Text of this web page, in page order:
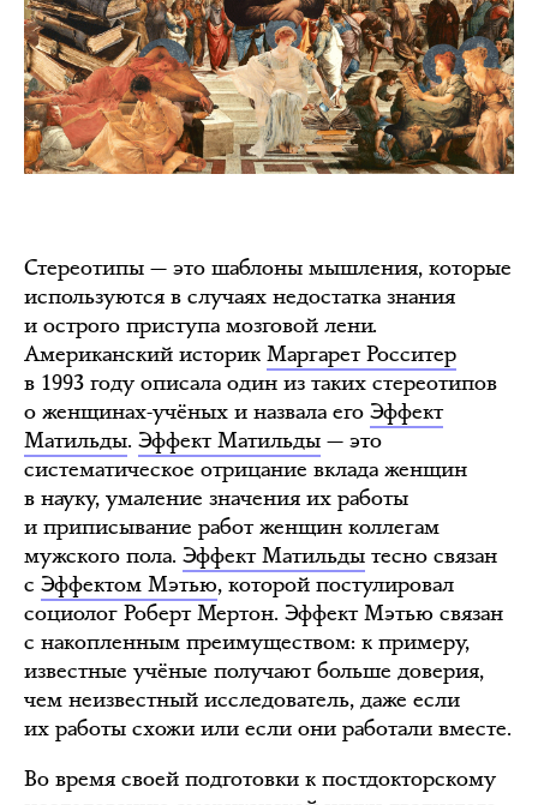
Стереотипы — это шаблоны мышления, которые
используются в случаях недостатка знания
и острого приступа мозговой лени.
Американский историк Маргарет Росситер
в 1993 году описала один из таких стереотипов
о женщинах-учёных и назвала его Эффект
Матильды. Эффект Матильды — это
систематическое отрицание вклада женщин
в науку, умаление значения их работы
и приписывание работ женщин коллегам
мужского пола. Эффект Матильды тесно связан
с Эффектом Мэтью, которой постулировал
социолог Роберт Мертон. Эффект Мэтью связан
с накопленным преимуществом: к примеру,
известные учёные получают больше доверия,
чем неизвестный исследователь, даже если
их работы схожи или если они работали вместе.
Во время своей подготовки к постдокторскому